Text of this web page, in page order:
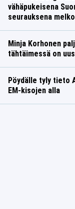
vähäpukeisena
seurauksena
Minja Korhonen
tähtäimessä on
Pöydälle tyly tieto
EM-kisojen alla